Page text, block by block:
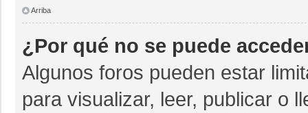
Arriba
¿Por qué no se puede
Algunos foros pueden estar
para visualizar, leer, publicar o